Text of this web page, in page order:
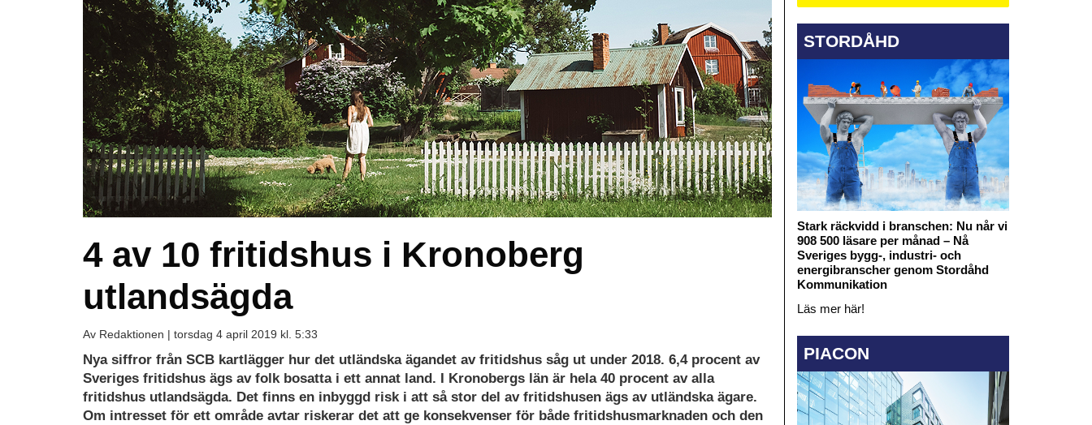
4 av 10 fritidshus i Kronoberg
utlandsägda
Av Redaktionen | torsdag 4 april 2019 kl. 5:33
Nya siffror från SCB kartlägger hur det utländska ägandet av fritidshus såg ut under 2018. 6,4 procent av
Sveriges fritidshus ägs av folk bosatta i ett annat land. I Kronobergs län är hela 40 procent av alla
fritidshus utlandsägda. Det finns en inbyggd risk i att så stor del av fritidshusen ägs av utländska ägare.
Om intresset för ett område avtar riskerar det att ge konsekvenser för både fritidshusmarknaden och den
STORDÅHD
Stark räckvidd i branschen: Nu når vi
908 500 läsare per månad – Nå
Sveriges bygg-, industri- och
energibranscher genom Stordåhd
Kommunikation
Läs mer här!
PIACON